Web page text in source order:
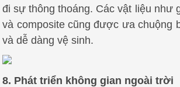
đi sự thông thoáng. Các vật liệu như
và composite cũng được ưa chuộng
và dễ dàng vệ sinh.
8. Phát triển không gian ngoài trời